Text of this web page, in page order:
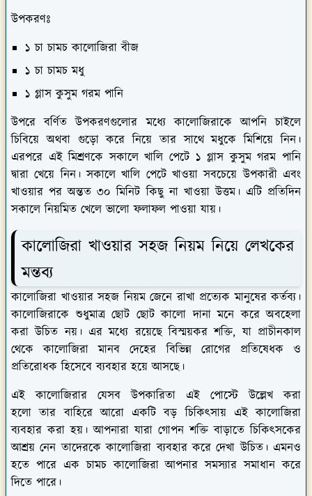
উপকরণঃ
১ চা চামচ কালোজিরা বীজ
১ চা চামচ মধু
১ গ্লাস কুসুম গরম পানি
উপরে বর্ণিত উপকরণগুলোর মধ্যে কালোজিরাকে আপনি চাইলে
চিবিয়ে অথবা গুড়ো করে নিয়ে তার সাথে মধুকে মিশিয়ে নিন।
এরপরে এই মিশ্রণকে সকালে খালি পেটে ১ গ্লাস কুসুম গরম পানি
দ্বারা খেয়ে নিন। সকালে খালি পেটে খাওয়া সবচেয়ে উপকারী এবং
খাওয়ার পর অন্তত ৩০ মিনিট কিছু না খাওয়া উত্তম। এটি প্রতিদিন
সকালে নিয়মিত খেলে ভালো ফলাফল পাওয়া যায়।
কালোজিরা খাওয়ার সহজ নিয়ম নিয়ে লেখকের
মন্তব্য
কালোজিরা খাওয়ার সহজ নিয়ম জেনে রাখা প্রত্যেক মানুষের কর্তব্য।
কালোজিরাকে শুধুমাত্র ছোট ছোট কালো দানা মনে করে অবহেলা
করা উচিত নয়। এর মধ্যে রয়েছে বিস্ময়কর শক্তি, যা প্রাচীনকাল
থেকে কালোজিরা মানব দেহের বিভিন্ন রোগের প্রতিষেধক ও
প্রতিরোধক হিসেবে ব্যবহার হয়ে আসছে।
এই কালোজিরার যেসব উপকারিতা এই পোস্টে উল্লেখ করা
হলো তার বাহিরে আরো একটি বড় চিকিৎসায় এই কালোজিরা
ব্যবহার করা হয়। আপনারা যারা গোপন শক্তি বাড়াতে চিকিৎসকের
আশ্রয় নেন তাদেরকে কালোজিরা ব্যবহার করে দেখা উচিত। এমনও
হতে পারে এক চামচ কালোজিরা আপনার সমস্যার সমাধান করে
দিতে পারে।